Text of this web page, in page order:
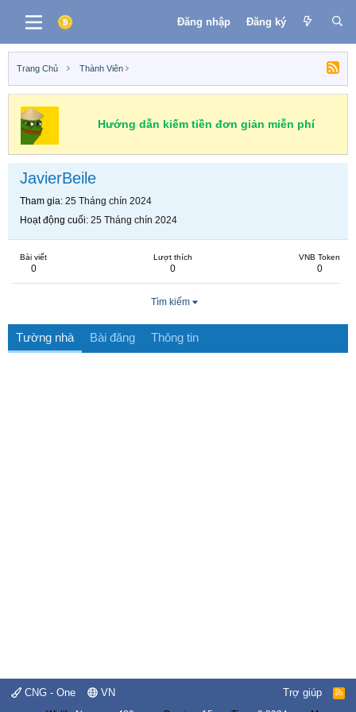
Đăng nhập Đăng ký
Trang Chủ Thành Viên
Hướng dẫn kiếm tiền đơn giản miễn phí
JavierBeile
Tham gia 25 Tháng chín 2024
Hoạt động cuối 25 Tháng chín 2024
Bài viết
0
Lượt thích
0
VNB Token
0
Tìm kiếm
Tường nhà Bài đăng Thông tin
CNG - One VN Trợ giúp
R